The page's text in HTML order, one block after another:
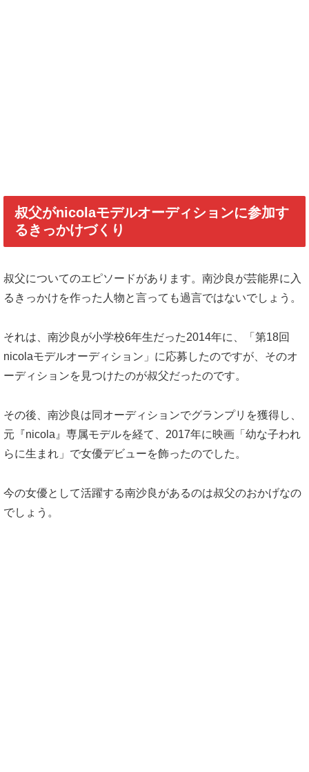
叔父がnicolaモデルオーディションに参加す
るきっかけづくり
叔父についてのエピソードがあります。南沙良が芸能界に入
るきっかけを作った人物と言っても過言ではないでしょう。
それは、南沙良が小学校6年生だった2014年に、「第18回
nicolaモデルオーディション」に応募したのですが、そのオ
ーディションを見つけたのが叔父だったのです。
その後、南沙良は同オーディションでグランプリを獲得し、
元『nicola』専属モデルを経て、2017年に映画「幼な子われ
らに生まれ」で女優デビューを飾ったのでした。
今の女優として活躍する南沙良があるのは叔父のおかげなの
でしょう。